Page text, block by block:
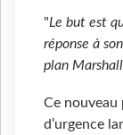
"Le but est
réponse à
plan
Ce nouveau
d’urgence